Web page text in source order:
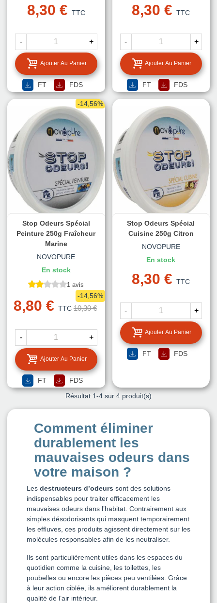
8,30 € TTC
- +
Ajouter Au Panier
FT FDS
8,30 € TTC
- +
Ajouter Au Panier
FT FDS
-14,56%
Stop Odeurs Spécial
Peinture 250g Fraîcheur
Marine
NOVOPURE
En stock
1 avis
8,80 € TTC 10,30 €
-14,56%
- +
Ajouter Au Panier
FT FDS
Stop Odeurs Spécial
Cuisine 250g Citron
NOVOPURE
En stock
8,30 € TTC
- +
Ajouter Au Panier
FT FDS
Résultat 1-4 sur 4 produit(s)
Comment éliminer
durablement les
mauvaises odeurs dans
votre maison ?
Les destructeurs d’odeurs sont des solutions
indispensables pour traiter efficacement les
mauvaises odeurs dans l’habitat. Contrairement aux
simples désodorisants qui masquent temporairement
les effluves, ces produits agissent directement sur les
molécules responsables afin de les neutraliser.
Ils sont particulièrement utiles dans les espaces du
quotidien comme la cuisine, les toilettes, les
poubelles ou encore les pièces peu ventilées. Grâce
à leur action ciblée, ils améliorent durablement la
qualité de l’air intérieur.